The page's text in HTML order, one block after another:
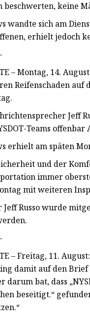
beschwerten, keine
wandte sich am
erhielt jedoch
– Montag, 14.
Reifenschaden auf
Jeff
Teams
erhielt am späten
und der
immer
mit weiteren
Jeff Russo wurde
– Freitag, 11.
damit auf den
darum bat, dass
beseitigt.“